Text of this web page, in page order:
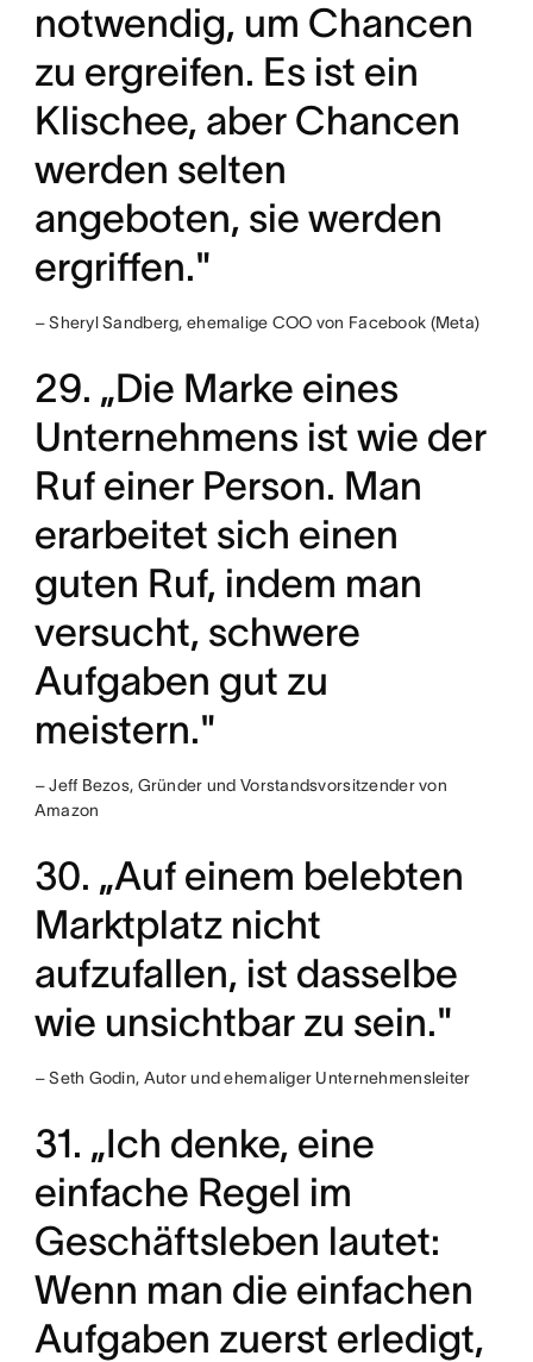
notwendig, um Chancen
zu ergreifen. Es ist ein
Klischee, aber Chancen
werden selten
angeboten, sie werden
ergriffen."
– Sheryl Sandberg, ehemalige COO von Facebook (Meta)
29. „Die Marke eines
Unternehmens ist wie der
Ruf einer Person. Man
erarbeitet sich einen
guten Ruf, indem man
versucht, schwere
Aufgaben gut zu
meistern."
– Jeff Bezos, Gründer und Vorstandsvorsitzender von
Amazon
30. „Auf einem belebten
Marktplatz nicht
aufzufallen, ist dasselbe
wie unsichtbar zu sein."
– Seth Godin, Autor und ehemaliger Unternehmensleiter
31. „Ich denke, eine
einfache Regel im
Geschäftsleben lautet:
Wenn man die einfachen
Aufgaben zuerst erledigt,